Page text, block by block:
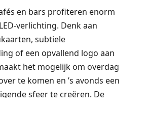
en bars profiteren enorm
verlichting. Denk aan
subtiele
of een opvallend logo aan
het mogelijk om overdag
te komen en ’s avonds een
sfeer te creëren. De